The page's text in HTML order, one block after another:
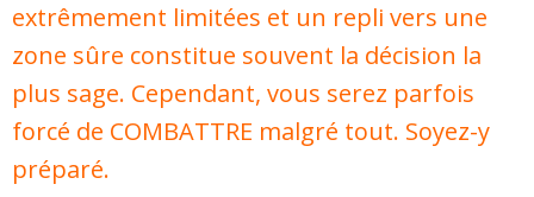
extrêmement limitées et un repli vers une
zone sûre constitue souvent la décision la
plus sage. Cependant, vous serez parfois
forcé de COMBATTRE malgré tout. Soyez-y
préparé.